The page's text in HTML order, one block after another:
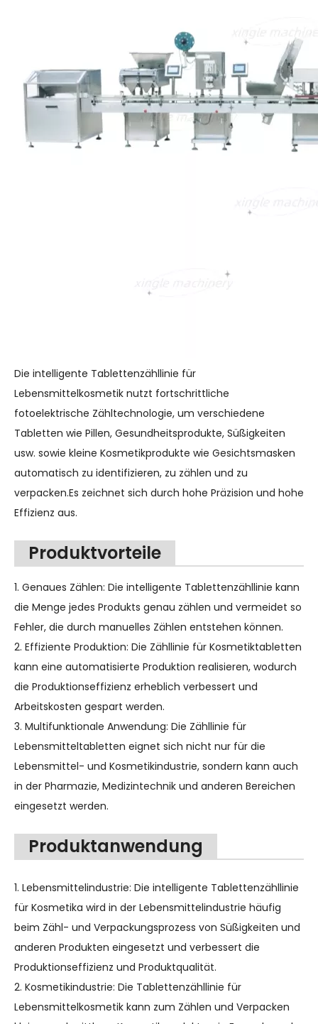
Die intelligente Tablettenzähllinie für
Lebensmittelkosmetik nutzt fortschrittliche
fotoelektrische Zähltechnologie, um verschiedene
Tabletten wie Pillen, Gesundheitsprodukte, Süßigkeiten
usw. sowie kleine Kosmetikprodukte wie Gesichtsmasken
automatisch zu identifizieren, zu zählen und zu
verpacken.Es zeichnet sich durch hohe Präzision und hohe
Effizienz aus.
Produktvorteile
1. Genaues Zählen: Die intelligente Tablettenzähllinie kann
die Menge jedes Produkts genau zählen und vermeidet so
Fehler, die durch manuelles Zählen entstehen können.
2. Effiziente Produktion: Die Zähllinie für Kosmetiktabletten
kann eine automatisierte Produktion realisieren, wodurch
die Produktionseffizienz erheblich verbessert und
Arbeitskosten gespart werden.
3. Multifunktionale Anwendung: Die Zähllinie für
Lebensmitteltabletten eignet sich nicht nur für die
Lebensmittel- und Kosmetikindustrie, sondern kann auch
in der Pharmazie, Medizintechnik und anderen Bereichen
eingesetzt werden.
Produktanwendung
1. Lebensmittelindustrie: Die intelligente Tablettenzähllinie
für Kosmetika wird in der Lebensmittelindustrie häufig
beim Zähl- und Verpackungsprozess von Süßigkeiten und
anderen Produkten eingesetzt und verbessert die
Produktionseffizienz und Produktqualität.
2. Kosmetikindustrie: Die Tablettenzähllinie für
Lebensmittelkosmetik kann zum Zählen und Verpacken